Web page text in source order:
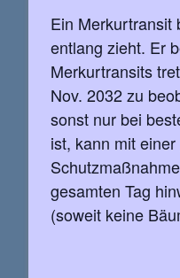
Ein Merkurtransit
entlang zieht. Er
Merkurtransits
Nov. 2032 zu
sonst nur bei
ist, kann mit
gesamten Tag
(soweit keine